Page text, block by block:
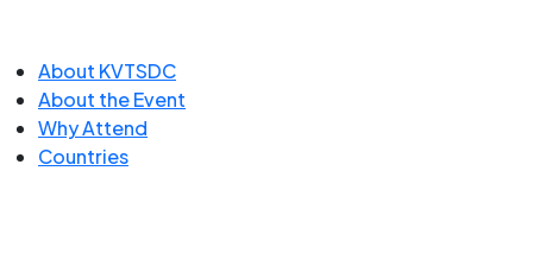
About KVTSDC
About the Event
Why Attend
Countries